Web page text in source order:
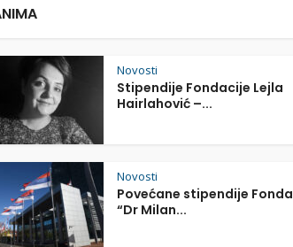
Novosti
Stipendije Fondacije Lejla
Hairlahović –...
Novosti
Povećane stipendije Fonda
“Dr Milan...